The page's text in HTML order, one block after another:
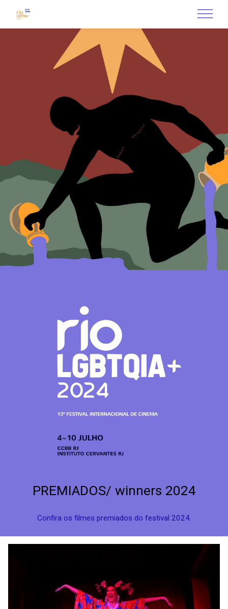
PREMIADOS/ winners 2024
Confira os filmes premiados do festival 2024.